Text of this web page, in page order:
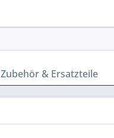
Zubehör & Ersatzteile